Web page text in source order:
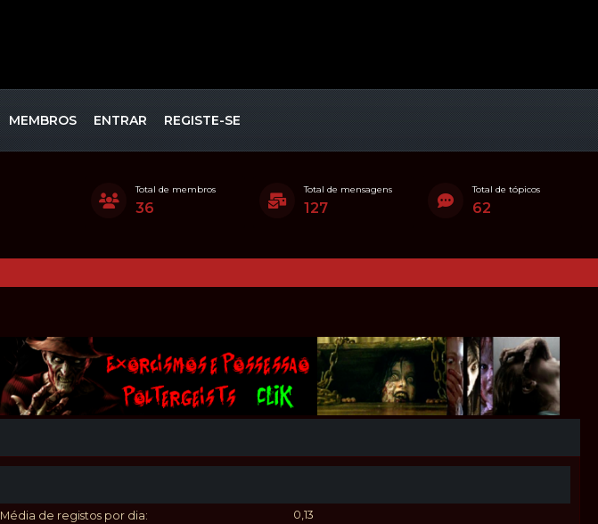
MEMBROS ENTRAR REGISTE-SE
Total de membros
36
Total de mensagens
127
Total de tópicos
62
Média de registos por dia:
0,13